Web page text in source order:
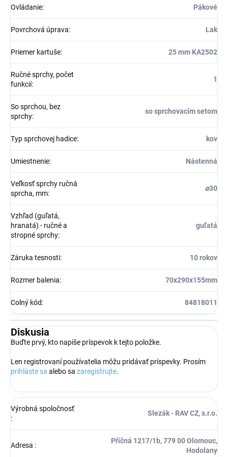
Ovládanie: Pákové
Povrchová úprava: Lak
Priemer kartuše: 25 mm KA2502
Ručné sprchy, počet
funkcií:
1
So sprchou, bez
sprchy:
so sprchovacím setom
Typ sprchovej hadice: kov
Umiestnenie: Nástenná
Veľkosť sprchy ručná
sprcha, mm:
⌀30
Vzhľad (guľatá,
hranatá) - ručné a
stropné sprchy:
guľatá
Záruka tesnosti: 10 rokov
Rozmer balenia: 70x290x155mm
Colný kód: 84818011
Diskusia
Buďte prvý, kto napíše príspevok k tejto položke.
Len registrovaní používatelia môžu pridávať príspevky. Prosím
prihláste sa alebo sa zaregistrujte.
Výrobná spoločnosť
:
Slezák - RAV CZ, s.r.o.
Adresa :
Příčná 1217/1b, 779 00 Olomouc,
Hodolany